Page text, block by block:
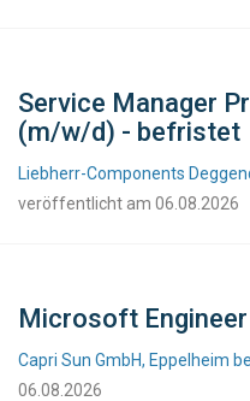
Service Manager
(m/w/d) - befristet
Liebherr-Components
veröffentlicht am 06.08.2026
Microsoft
Capri Sun GmbH, Eppelheim
06.08.2026